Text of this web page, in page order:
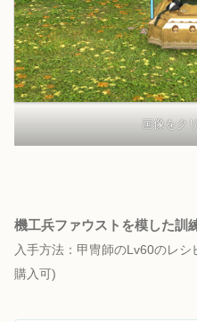
画像をク
機工兵ファウストを模した訓
入手方法：甲冑師のLv60のレシ
購入可)